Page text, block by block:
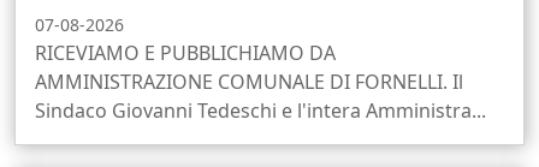
07-08-2026
RICEVIAMO E PUBBLICHIAMO DA
AMMINISTRAZIONE COMUNALE DI FORNELLI. Il
Sindaco Giovanni Tedeschi e l'intera Amministra...